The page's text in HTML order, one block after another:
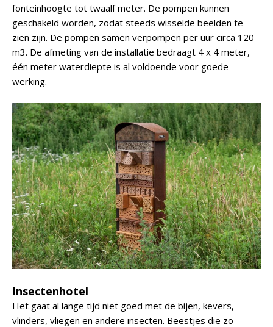
fonteinhoogte tot twaalf meter. De pompen kunnen
geschakeld worden, zodat steeds wisselde beelden te
zien zijn. De pompen samen verpompen per uur circa 120
m3. De afmeting van de installatie bedraagt 4 x 4 meter,
één meter waterdiepte is al voldoende voor goede
werking.
Insectenhotel
Het gaat al lange tijd niet goed met de bijen, kevers,
vlinders, vliegen en andere insecten. Beestjes die zo